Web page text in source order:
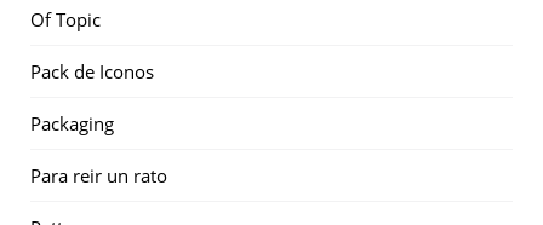
Of Topic
Pack de Iconos
Packaging
Para reir un rato